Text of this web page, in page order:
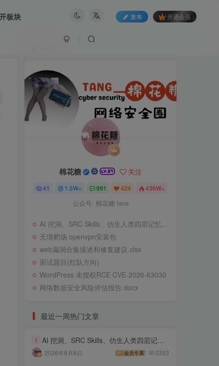
板块 发布 开通会员
棉花糖 关注
41 1.5W+ 991 424 436W+
公众号: 棉花糖 fans
AI 挖洞、SRC Skills、仿生人类四层记忆系统
无境靶场 openvpn安装包
web漏洞合集描述和修复建议.xlsx
面试题目(红队方向)
WordPress 未授权RCE CVE-2026-63030
网络数据安全风险评估报告.docx
最近一周热门文章
1 AI 挖洞、SRC Skills、仿生人类四层记忆系统
2026年8月8日 会员专属 2353